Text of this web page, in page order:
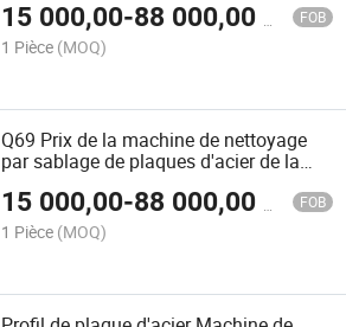
15 000,00-88 000,00 FOB
1 Pièce (MOQ)
Q69 Prix de la machine de nettoyage
par sablage de plaques d'acier de la
15 000,00-88 000,00 FOB
1 Pièce (MOQ)